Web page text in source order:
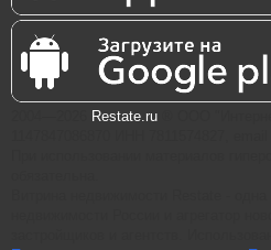
Restate.ru